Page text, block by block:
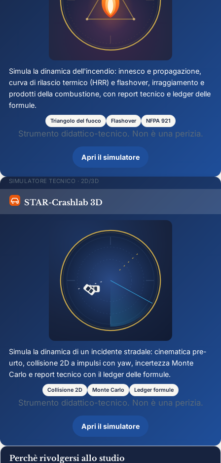
Simula la dinamica dell'incendio: innesco e propagazione,
curva di rilascio termico (HRR) e flashover, irraggiamento e
prodotti della combustione, con report tecnico e ledger delle
formule.
Triangolo del fuoco Flashover NFPA 921
Strumento didattico-tecnico. Non è una perizia.
Apri il simulatore
SIMULATORE TECNICO · 2D/3D
STAR-Crashlab 3D
Simula la dinamica di un incidente stradale: cinematica pre-
urto, collisione 2D a impulsi con yaw, incertezza Monte
Carlo e report tecnico con il ledger delle formule.
Collisione 2D Monte Carlo Ledger formule
Strumento didattico-tecnico. Non è una perizia.
Apri il simulatore
Perchè rivolgersi allo studio